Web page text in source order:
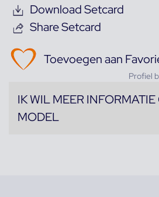
Download Setcard
Share Setcard
Toevoegen aan
Profiel
IK WIL MEER
MODEL